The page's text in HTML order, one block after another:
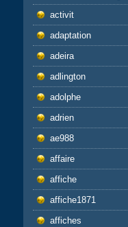
activit
adaptation
adeira
adlington
adolphe
adrien
ae988
affaire
affiche
affiche1871
affiches